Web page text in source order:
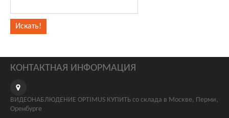
КОНТАКТНАЯ ИНФОРМАЦИЯ
ВИДЕОНАБЛЮДЕНИЕ OPTIMUS КУПИТЬ со склада в Москве, Перми,
Оренбурге